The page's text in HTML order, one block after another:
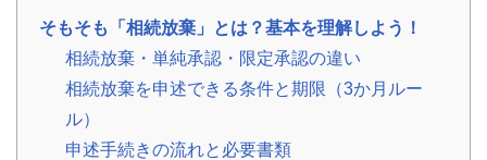
有
分・
空
き
家・
税
金
そもそも「相続放棄」とは？基本を理解しよう！
相続放棄・単純承認・限定承認の違い
相続放棄を申述できる条件と期限（3か月ルー
ル）
申述手続きの流れと必要書類